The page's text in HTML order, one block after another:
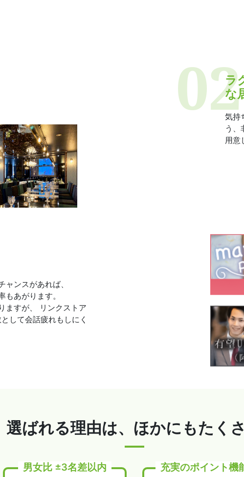
ラ
な
気持
う、
用意
ャンスがあれば、
あがります。
ますが、 リンクストア
して会話疲れもしにく
選ばれる理由は、 ほかにもたく
男女比 ±3名差以内 充実のポイント機